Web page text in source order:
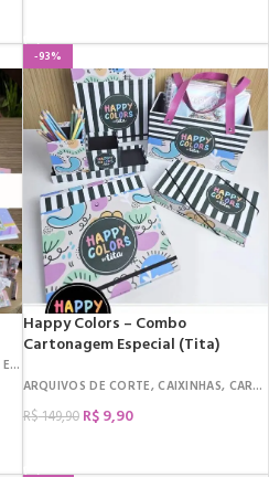
ENCADERNAÇÃO
-93%
Happy Colors – Combo
Cartonagem Especial (Tita)
ARQUIVOS DE CORTE,CAIXINHAS, CARTONAGEM
R$149,90 R$9,90